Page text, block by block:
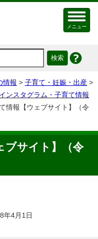
メニュー
情報 > 子育て・妊娠・出産 >
ンスタグラム・子育て情報
情報【ウェブサイト】（令
ブサイト】（令
4月1日